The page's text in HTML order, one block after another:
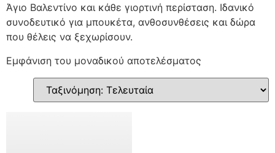
Άγιο Βαλεντίνο και κάθε γιορτινή περίσταση. Ιδανικό
συνοδευτικό για μπουκέτα, ανθοσυνθέσεις και δώρα
που θέλεις να ξεχωρίσουν.
Εμφάνιση του μοναδικού αποτελέσματος